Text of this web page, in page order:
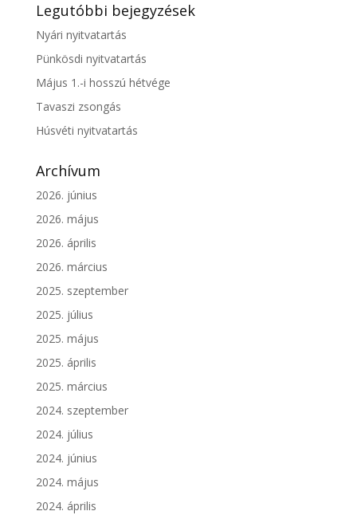
Legutóbbi bejegyzések
Nyári nyitvatartás
Pünkösdi nyitvatartás
Május 1.-i hosszú hétvége
Tavaszi zsongás
Húsvéti nyitvatartás
Archívum
2026. június
2026. május
2026. április
2026. március
2025. szeptember
2025. július
2025. május
2025. április
2025. március
2024. szeptember
2024. július
2024. június
2024. május
2024. április